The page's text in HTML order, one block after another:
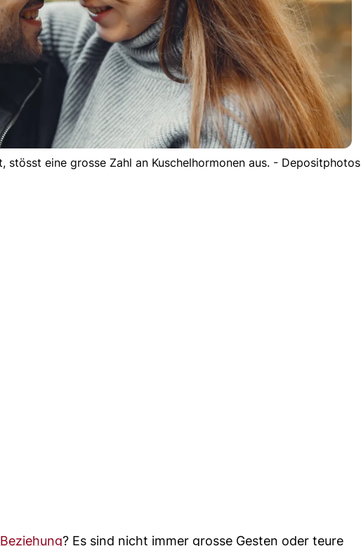
stösst eine grosse Zahl an Kuschelhormonen aus. - Depositphotos
Beziehung? Es sind nicht immer grosse Gesten oder teure